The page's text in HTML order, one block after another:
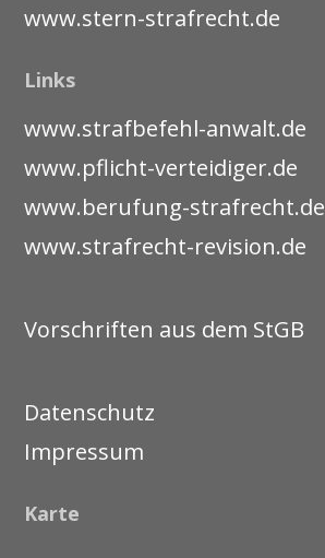
www.stern-strafrecht.de
Links
www.strafbefehl-anwalt.de
www.pflicht-verteidiger.de
www.berufung-strafrecht.de
www.strafrecht-revision.de
Vorschriften aus dem StGB
Datenschutz
Impressum
Karte